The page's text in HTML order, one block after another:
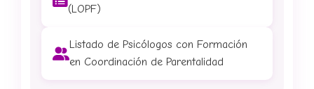
(LOPF)
Listado de Psicólogos con Formación
en Coordinación de Parentalidad